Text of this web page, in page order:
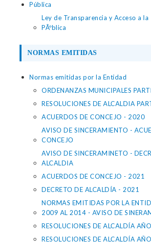
Pública
Ley de Transparencia y Acceso a la
PÃºblica
NORMAS EMITIDAS
Normas emitidas por la Entidad
ORDENANZAS MUNICIPALES
RESOLUCIONES DE ALCALDIA
ACUERDOS DE CONCEJO - 2020
AVISO DE SINCERAMIENTO -
CONCEJO
AVISO DE SINCERAMINETO -
ALCALDIA
ACUERDOS DE CONCEJO - 2021
DECRETO DE ALCALDÍA - 2021
NORMAS EMITIDAS POR LA
2009 AL 2014 - AVISO DE
RESOLUCIONES DE ALCALDÍA
RESOLUCIONES DE ALCALDÍA